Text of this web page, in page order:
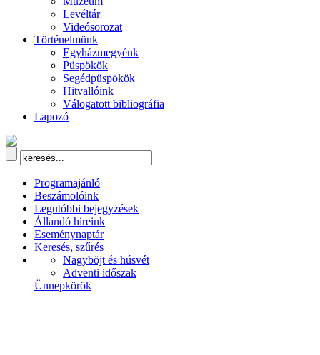
Levéltár
Videósorozat
Történelmünk
Egyházmegyénk
Püspökök
Segédpüspökök
Hitvallóink
Válogatott bibliográfia
Lapozó
Programajánló
Beszámolóink
Legutóbbi bejegyzések
Állandó híreink
Eseménynaptár
Keresés, szűrés
Nagyböjt és húsvét
Adventi időszak
Ünnepkörök